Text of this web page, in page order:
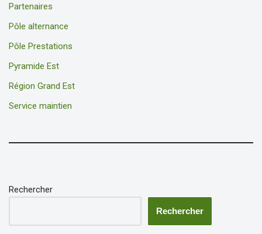
Partenaires
Pôle alternance
Pôle Prestations
Pyramide Est
Région Grand Est
Service maintien
Rechercher
Rechercher